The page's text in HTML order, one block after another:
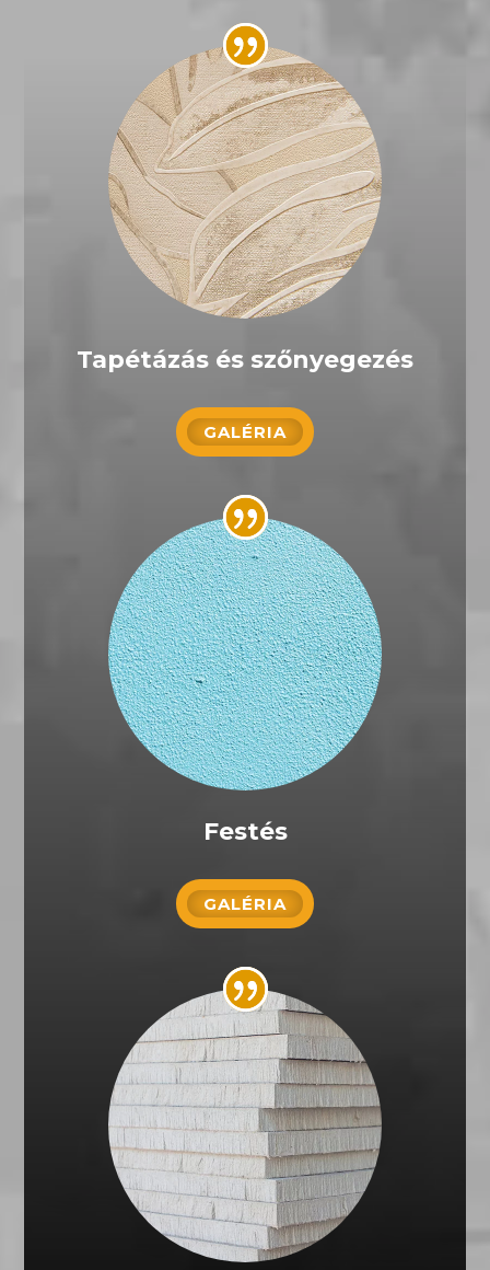
Tapétázás és szőnyegezés
GALÉRIA
Festés
GALÉRIA